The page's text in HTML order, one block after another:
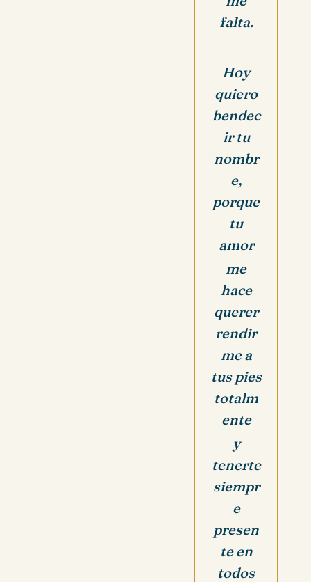
falta.
Hoy
quiero
bendec
ir tu
nombr
e,
porque
tu
amor
me
hace
querer
rendir
me a
tus pies
totalm
ente
y
tenerte
siempr
e
presen
te en
todos